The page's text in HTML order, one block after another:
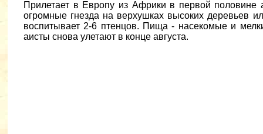
Прилетает в Европу из Африки в первой половине
огромные гнезда на верхушках высоких деревьев
воспитывает 2-6 птенцов. Пища - насекомые и
аисты снова улетают в конце августа.